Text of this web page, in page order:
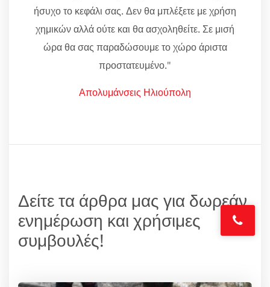
ήσυχο το κεφάλι σας. Δεν θα μπλέξετε με χρήση
χημικών αλλά ούτε και θα ασχοληθείτε. Σε μισή
ώρα θα σας παραδώσουμε το χώρο άριστα
προστατευμένο."
Απολυμάνσεις Ηλιούπολη
Δείτε τα άρθρα μας για δωρεάν
ενημέρωση και χρήσιμες
συμβουλές!